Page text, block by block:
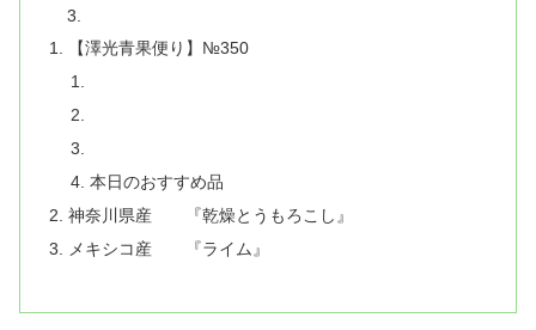
【澤光青果便り】№350
本日のおすすめ品
神奈川県産 『乾燥とうもろこし』
メキシコ産 『ライム』